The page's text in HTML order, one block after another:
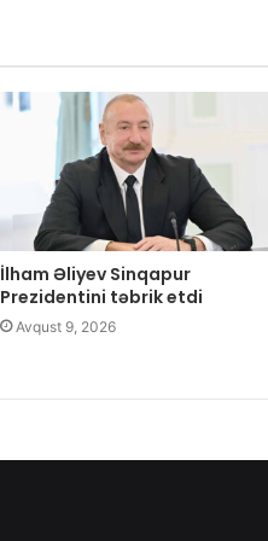
İlham Əliyev Sinqapur
Prezidentini təbrik etdi
Avqust 9, 2026